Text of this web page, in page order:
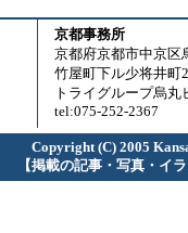
京都事務所
京都府京都市中京区
竹屋町下ル少将井町
トライグループ烏丸
tel:075-252-2367
Copyright (C) 2005
【掲載の記事・写真・イラ